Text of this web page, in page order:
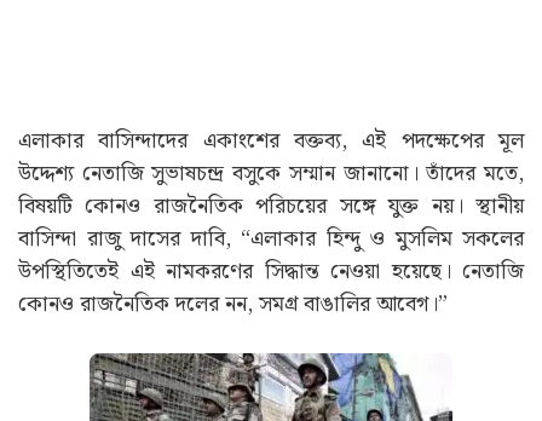
এলাকার বাসিন্দাদের একাংশের বক্তব্য, এই পদক্ষেপের মূল
উদ্দেশ্য নেতাজি সুভাষচন্দ্র বসুকে সম্মান জানানো। তাঁদের মতে,